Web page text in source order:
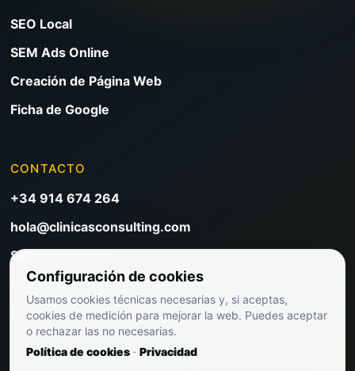
SEO Local
SEM Ads Online
Creación de Página Web
Ficha de Google
CONTACTO
+34 914 674 264
hola@clinicasconsulting.com
Solicitar reunión
Blog de marketing clínico
Ver precios
Configuración de cookies
Usamos cookies técnicas necesarias y, si aceptas,
cookies de medición para mejorar la web. Puedes aceptar
o rechazar las no necesarias.
Política de cookies · Privacidad